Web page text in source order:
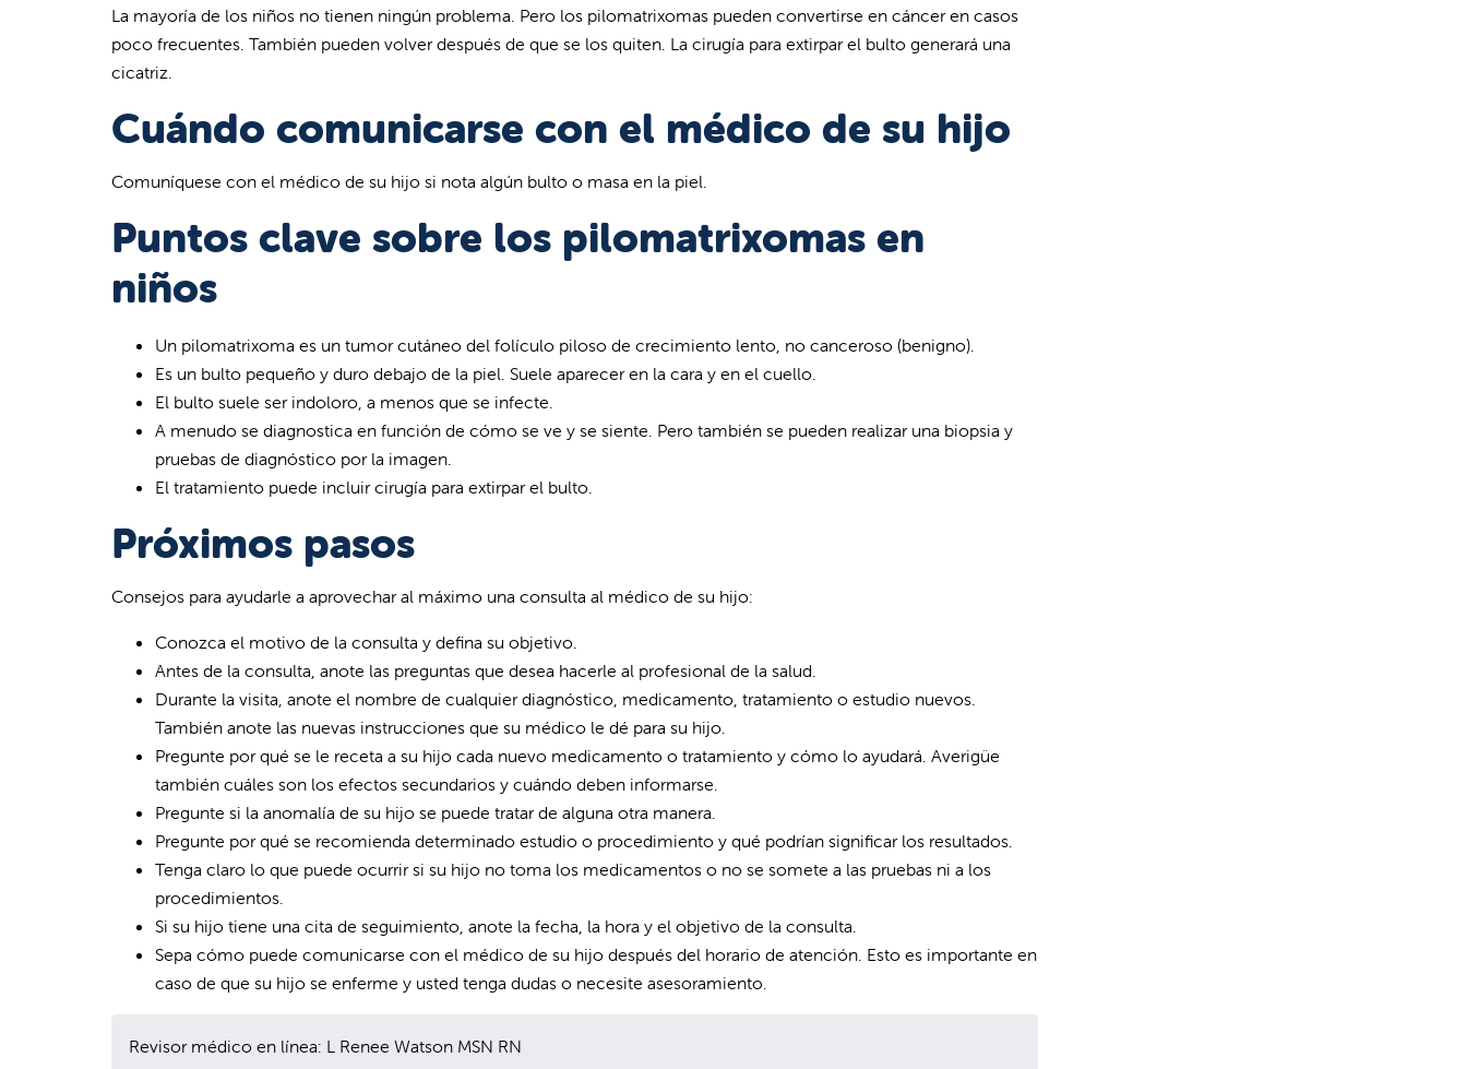
La mayoría de los niños no tienen ningún problema. Pero los pilomatrixomas pueden convertirse en cáncer en casos
poco frecuentes. También pueden volver después de que se los quiten. La cirugía para extirpar el bulto generará una
cicatriz.
Cuándo comunicarse con el médico de su hijo
Comuníquese con el médico de su hijo si nota algún bulto o masa en la piel.
Puntos clave sobre los pilomatrixomas en
niños
Un pilomatrixoma es un tumor cutáneo del folículo piloso de crecimiento lento, no canceroso (benigno).
Es un bulto pequeño y duro debajo de la piel. Suele aparecer en la cara y en el cuello.
El bulto suele ser indoloro, a menos que se infecte.
A menudo se diagnostica en función de cómo se ve y se siente. Pero también se pueden realizar una biopsia y
pruebas de diagnóstico por la imagen.
El tratamiento puede incluir cirugía para extirpar el bulto.
Próximos pasos
Consejos para ayudarle a aprovechar al máximo una consulta al médico de su hijo:
Conozca el motivo de la consulta y defina su objetivo.
Antes de la consulta, anote las preguntas que desea hacerle al profesional de la salud.
Durante la visita, anote el nombre de cualquier diagnóstico, medicamento, tratamiento o estudio nuevos.
También anote las nuevas instrucciones que su médico le dé para su hijo.
Pregunte por qué se le receta a su hijo cada nuevo medicamento o tratamiento y cómo lo ayudará. Averigüe
también cuáles son los efectos secundarios y cuándo deben informarse.
Pregunte si la anomalía de su hijo se puede tratar de alguna otra manera.
Pregunte por qué se recomienda determinado estudio o procedimiento y qué podrían significar los resultados.
Tenga claro lo que puede ocurrir si su hijo no toma los medicamentos o no se somete a las pruebas ni a los
procedimientos.
Si su hijo tiene una cita de seguimiento, anote la fecha, la hora y el objetivo de la consulta.
Sepa cómo puede comunicarse con el médico de su hijo después del horario de atención. Esto es importante en
caso de que su hijo se enferme y usted tenga dudas o necesite asesoramiento.
Revisor médico en línea: L Renee Watson MSN RN